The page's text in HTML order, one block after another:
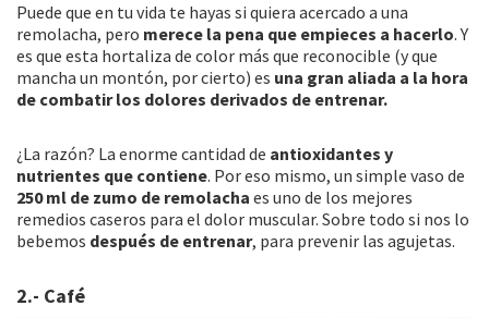
Puede que en tu vida te hayas si quiera acercado a una
remolacha, pero merece la pena que empieces a hacerlo. Y
es que esta hortaliza de color más que reconocible (y que
mancha un montón, por cierto) es una gran aliada a la hora
de combatir los dolores derivados de entrenar.
¿La razón? La enorme cantidad de antioxidantes y
nutrientes que contiene. Por eso mismo, un simple vaso de
250 ml de zumo de remolacha es uno de los mejores
remedios caseros para el dolor muscular. Sobre todo si nos lo
bebemos después de entrenar, para prevenir las agujetas.
2.- Café